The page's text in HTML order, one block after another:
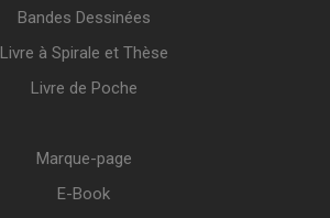
Bandes Dessinées
Livre à Spirale et Thèse
Livre de Poche
Marque-page
E-Book